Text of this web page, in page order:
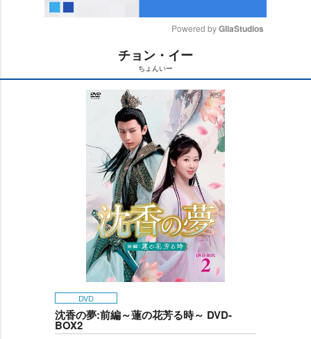
t
e
Powered by GliaStudios
チョン・イー
ちょんいー
DVD
沈香の夢:前編～蓮の花芳る時～ DVD-
BOX2